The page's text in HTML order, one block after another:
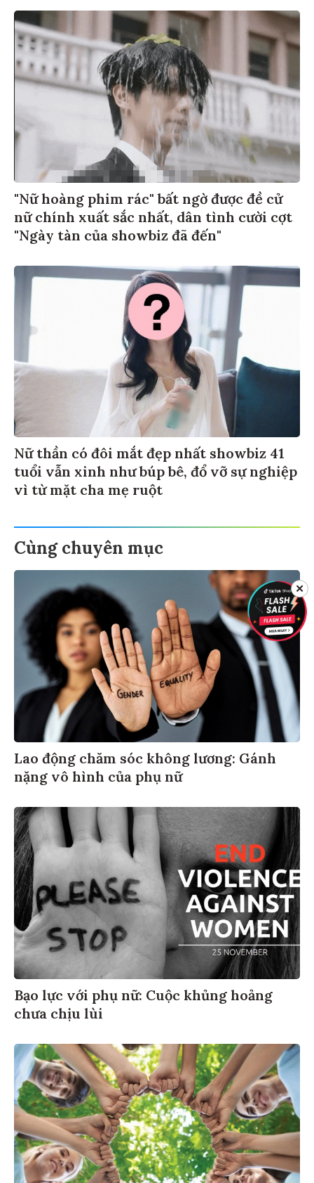
"Nữ hoàng phim rác" bất ngờ được đề cử
nữ chính xuất sắc nhất, dân tình cười cợt
"Ngày tàn của showbiz đã đến"
Nữ thần có đôi mắt đẹp nhất showbiz 41
tuổi vẫn xinh như búp bê, đổ vỡ sự nghiệp
vì từ mặt cha mẹ ruột
Cùng chuyên mục
Lao động chăm sóc không lương: Gánh
nặng vô hình của phụ nữ
Bạo lực với phụ nữ: Cuộc khủng hoảng
chưa chịu lùi
✕